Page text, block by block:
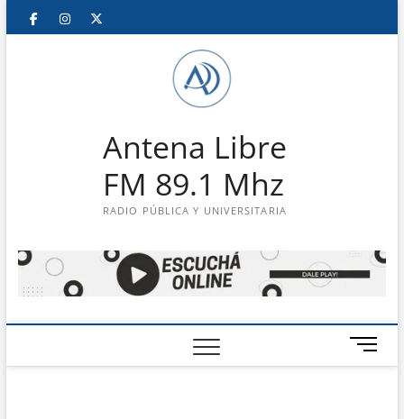
Saltar
FacebookInstagram
Antena Libre
FM 89.1 Mhz
RADIO PÚBLICA Y UNIVERSITARIA
B
o